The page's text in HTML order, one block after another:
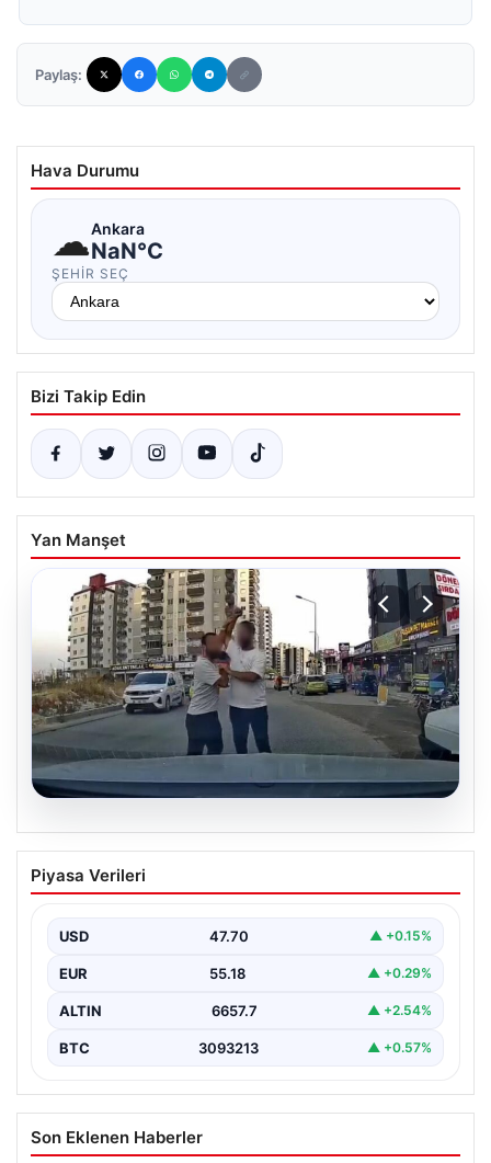
Paylaş:
Hava Durumu
☁Ankara
NaN°C
ŞEHIR SEÇ
Bizi Takip Edin
Yan Manşet
Trafikte tartıştığı sürücüye testereyle
saldırdı
Testereyle Tehdit Etti", "content": "Adana'nın Sarıçam
ilçesinde…
Piyasa Verileri
USD 47.70 ▲ +0.15%
EUR 55.18 ▲ +0.29%
ALTIN 6657.7 ▲ +2.54%
BTC 3093213 ▲ +0.57%
Son Eklenen Haberler